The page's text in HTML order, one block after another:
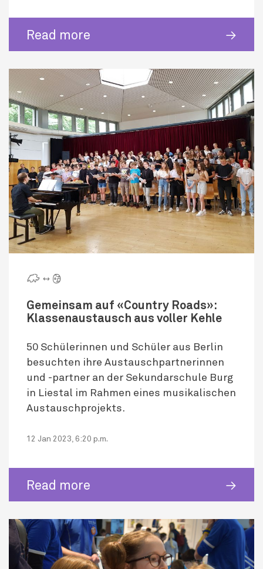
Read more
🇨 ↔ 🌍
Gemeinsam auf «Country Roads»:
Klassenaustausch aus voller Kehle
50 Schülerinnen und Schüler aus Berlin
besuchten ihre Austauschpartnerinnen
und -partner an der Sekundarschule Burg
in Liestal im Rahmen eines musikalischen
Austauschprojekts.
12 Jan 2023, 6:20 p.m.
Read more